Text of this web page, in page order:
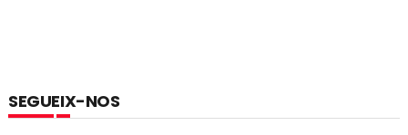
SEGUEIX-NOS